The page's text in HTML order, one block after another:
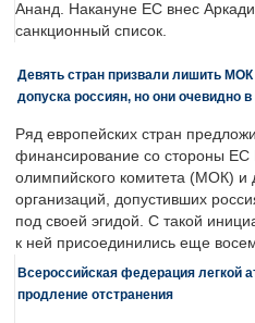
Ананд. Накануне ЕС внес
санкционный список.
Девять стран призвали лишить
допуска россиян, но они очевидно
Ряд европейских стран
финансирование со стороны ЕС
олимпийского комитета (МОК) и
организаций, допустивших
под своей эгидой. С такой
к ней присоединились еще
Всероссийская федерация легкой
продление отстранения